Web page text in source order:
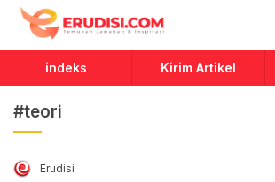
Erudisi
Temukan Jawaban dan Inspirasi
indeks Kirim Artikel
#teori
Erudisi